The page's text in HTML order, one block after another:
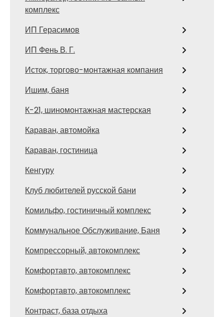
комплекс
ИП Герасимов
ИП Фень В. Г.
Исток, торгово-монтажная компания
Ишим, баня
К-21, шиномонтажная мастерская
Караван, автомойка
Караван, гостиница
Кенгуру
Клуб любителей русской бани
Комильфо, гостиничный комплекс
Коммунальное Обслуживание, Баня
Компрессорный, автокомплекс
Комфортавто, автокомплекс
Комфортавто, автокомплекс
Контраст, база отдыха